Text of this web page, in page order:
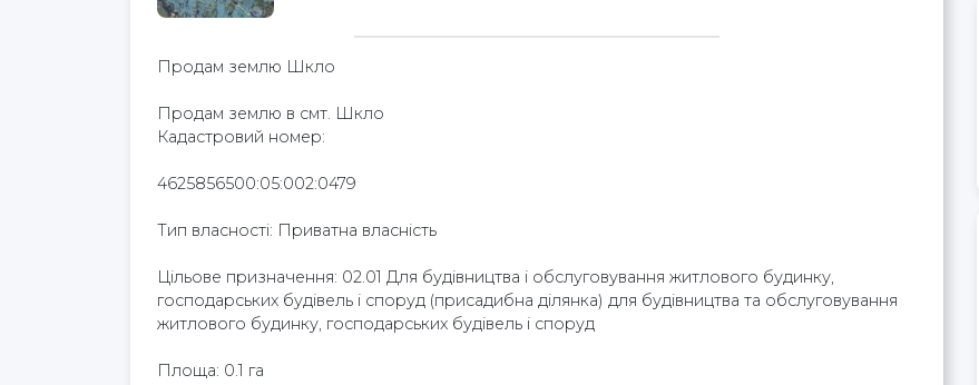
Продам землю Шкло
Продам землю в смт. Шкло
Кадастровий номер:
4625856500:05:002:0479
Тип власності: Приватна власність
Цільове призначення: 02.01 Для будівництва і обслуговування житлового будинку,
господарських будівель і споруд (присадибна ділянка) для будівництва та обслуговування
житлового будинку, господарських будівель і споруд
Площа: 0.1 га